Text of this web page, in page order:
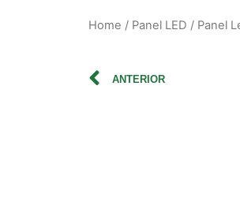
Home / Panel LED / Panel
ANTERIOR